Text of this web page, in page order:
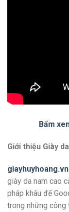
Bấm
Giới thiệu Giày
giayhuyhoang.vn
giày da nam cao
pháp khâu đế
trong những